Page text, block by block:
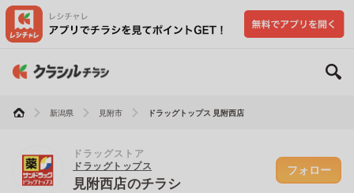
新潟県 見附市 ドラッグトップス 見附西店
ドラッグストア
ドラッグトップス
見附西店のチラシ
フォロー